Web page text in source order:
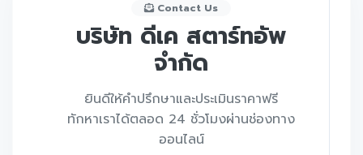
Contact Us
บริษัท ดีเค สตาร์ทอัพ
จำกัด
ยินดีให้คำปรึกษาและประเมินราคาฟรี
ทักหาเราได้ตลอด 24 ชั่วโมงผ่านช่องทาง
ออนไลน์